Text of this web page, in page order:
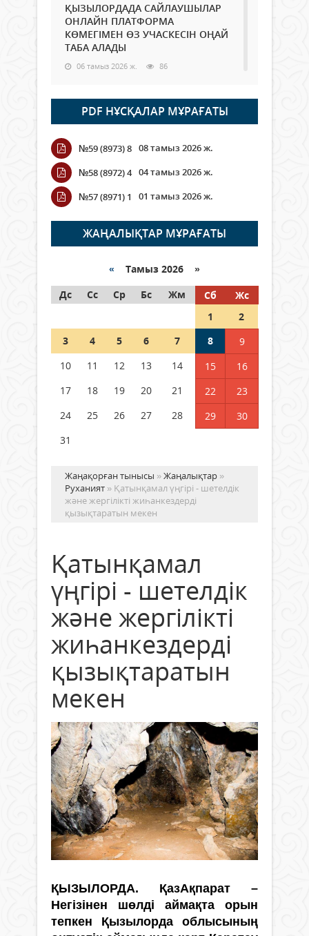
ҚЫЗЫЛОРДАДА САЙЛАУШЫЛАР
ОНЛАЙН ПЛАТФОРМА
КӨМЕГІМЕН ӨЗ УЧАСКЕСІН ОҢАЙ
ТАБА АЛАДЫ
06 тамыз 2026 ж. 86
Open Air: Қызылорда облысы
полиция департаменті 20
мыңнан астам көрерменнің
қауіпсіздігін қамтамасыз етті
06 тамыз 2026 ж.
Wi-Fi ҚАБЫРҒА АРҚЫЛЫ ҚАЛАЙ
ӨТЕДІ?
06 тамыз 2026 ж. 264
граждане Казахстана,
05 тамыз 2026 ж. 145
Шетелде жүрген Қазақстан
азаматтары қалай дауыс бере
PDF НҰСҚАЛАР МҰРАҒАТЫ
№59 (8973) 8 08 тамыз 2026 ж.
№58 (8972) 4 04 тамыз 2026 ж.
№57 (8971) 1
01 тамыз 2026 ж.
ЖАҢАЛЫҚТАР МҰРАҒАТЫ
« Тамыз 2026 »
Дс
Сс Ср Бс Жм Сб
Жс
1
2
3
4 5 6 7 8
9
10
11 12 13 14 15
16
17
18 19 20 21 22
23
24
25 26 27 28 29
30
31
Жаңақорған тынысы »Жаңалықтар »
Руханият » Қатынқамал үңгірі - шетелдік
және жергілікті жиһанкездерді
қызықтаратын мекен
Қатынқамал
үңгірі - шетелдік
және жергілікті
жиһанкездерді
қызықтаратын
мекен
ҚЫЗЫЛОРДА. ҚазАқпарат –
Негізінен шөлді аймақта орын
тепкен Қызылорда облысының